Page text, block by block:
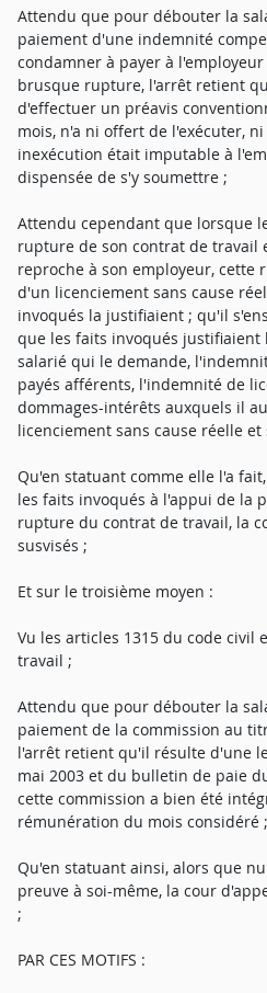
Attendu que pour débouter la
paiement d'une indemnité
condamner à payer à
brusque rupture, l'arrêt retient
d'effectuer un préavis
mois, n'a ni offert de l'exécuter,
inexécution était imputable à
dispensée de s'y soumettre ;
Attendu cependant que lorsque
rupture de son contrat de travail
reproche à son employeur,
d'un licenciement sans cause
invoqués la justifiaient ; qu'il
que les faits invoqués
salarié qui le demande,
payés afférents, l'indemnité de
dommages-intérêts auxquels il
licenciement sans cause réelle et
Qu'en statuant comme elle l'a
les faits invoqués à l'appui de la
rupture du contrat de travail, la
susvisés ;
Et sur le troisième moyen :
Vu les articles 1315 du code civil
travail ;
Attendu que pour débouter la
paiement de la commission au
l'arrêt retient qu'il résulte d'une
mai 2003 et du bulletin de paie
cette commission a bien été
rémunération du mois considéré ;
Qu'en statuant ainsi, alors que
preuve à soi-même, la cour
;
PAR CES MOTIFS :